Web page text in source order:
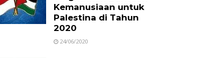
Kemanusiaan untuk
Palestina di Tahun
2020
24/06/2020